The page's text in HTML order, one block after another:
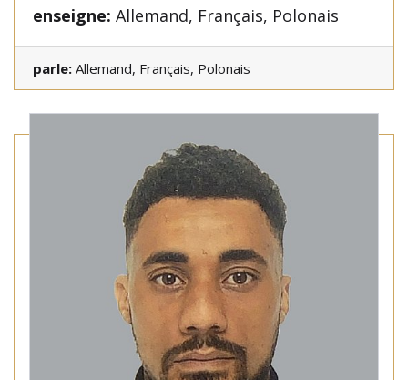
enseigne: Allemand, Français, Polonais
parle: Allemand, Français, Polonais